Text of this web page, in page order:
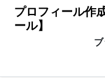
プロフィール作
ール】